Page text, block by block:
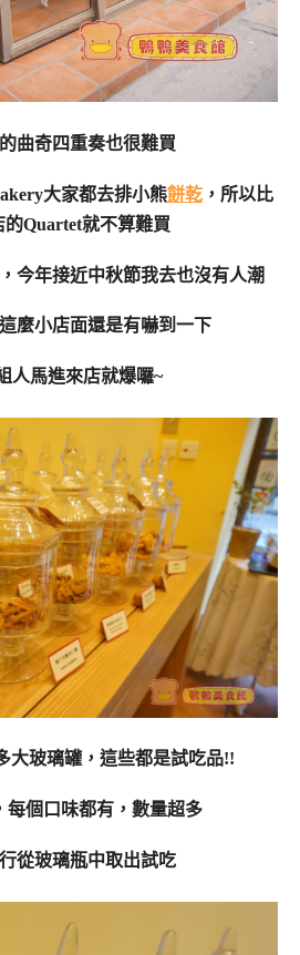
曲奇四重奏也很難買
大家都去排小熊餅乾，所以比
的Quartet就不算難買
今年接近中秋節我去也沒有人潮
麼小店面還是有嚇到一下
人馬進來店就爆囉~
大玻璃罐，這些都是試吃品!!
每個口味都有，數量超多
從玻璃瓶中取出試吃